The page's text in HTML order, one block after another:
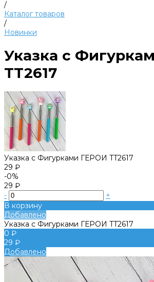
/
Каталог товаров
/
Новинки
Указка с
TT2617
Указка с Фигурками ГЕРОИ TT2617
29 ₽
-0%
29 ₽
-
+
В корзину
Добавлено
Указка с Фигурками ГЕРОИ TT2617
0 ₽
29 ₽
Добавлено